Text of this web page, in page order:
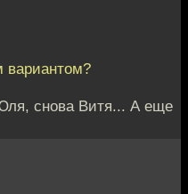
вариантом?
снова Витя... А еще